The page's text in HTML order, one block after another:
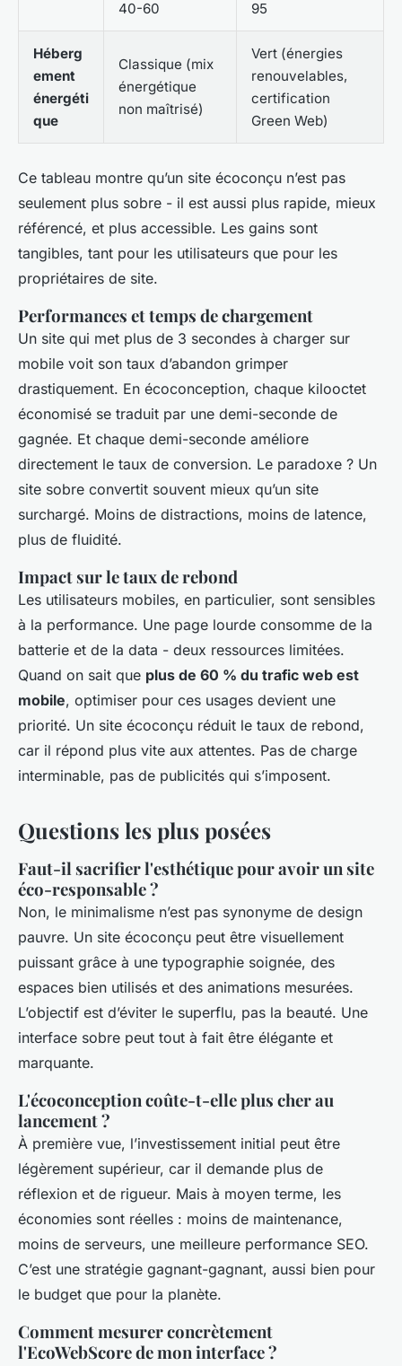
40-60 95
Héberg
ement
énergéti
que
Classique (mix
énergétique
non maîtrisé)
Vert (énergies
renouvelables,
certification
Green Web)
Ce tableau montre qu’un site écoconçu n’est pas
seulement plus sobre - il est aussi plus rapide, mieux
référencé, et plus accessible. Les gains sont
tangibles, tant pour les utilisateurs que pour les
propriétaires de site.
Performances et temps de chargement
Un site qui met plus de 3 secondes à charger sur
mobile voit son taux d’abandon grimper
drastiquement. En écoconception, chaque kilooctet
économisé se traduit par une demi-seconde de
gagnée. Et chaque demi-seconde améliore
directement le taux de conversion. Le paradoxe ? Un
site sobre convertit souvent mieux qu’un site
surchargé. Moins de distractions, moins de latence,
plus de fluidité.
Impact sur le taux de rebond
Les utilisateurs mobiles, en particulier, sont sensibles
à la performance. Une page lourde consomme de la
batterie et de la data - deux ressources limitées.
Quand on sait que plus de 60 % du trafic web est
mobile, optimiser pour ces usages devient une
priorité. Un site écoconçu réduit le taux de rebond,
car il répond plus vite aux attentes. Pas de charge
interminable, pas de publicités qui s’imposent.
Questions les plus posées
Faut-il sacrifier l'esthétique pour avoir un site
éco-responsable ?
Non, le minimalisme n’est pas synonyme de design
pauvre. Un site écoconçu peut être visuellement
puissant grâce à une typographie soignée, des
espaces bien utilisés et des animations mesurées.
L’objectif est d’éviter le superflu, pas la beauté. Une
interface sobre peut tout à fait être élégante et
marquante.
L'écoconception coûte-t-elle plus cher au
lancement ?
À première vue, l’investissement initial peut être
légèrement supérieur, car il demande plus de
réflexion et de rigueur. Mais à moyen terme, les
économies sont réelles : moins de maintenance,
moins de serveurs, une meilleure performance SEO.
C’est une stratégie gagnant-gagnant, aussi bien pour
le budget que pour la planète.
Comment mesurer concrètement
l'EcoWebScore de mon interface ?